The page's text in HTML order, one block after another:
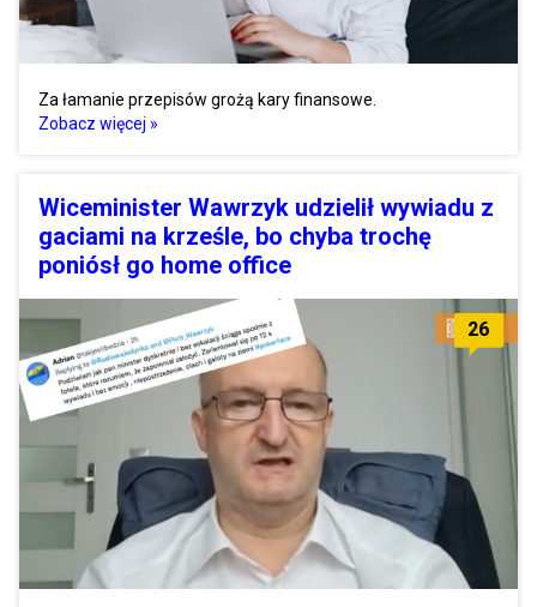
Za łamanie przepisów grożą kary finansowe.
Zobacz więcej »
Wiceminister Wawrzyk udzielił wywiadu z
gaciami na krześle, bo chyba trochę
poniósł go home office
26